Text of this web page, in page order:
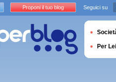
Proponi il tuo blog Seguici su
Per Lei